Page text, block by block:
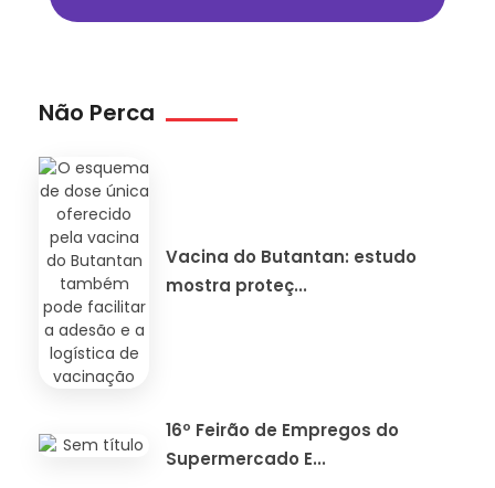
Não Perca
Vacina do Butantan: estudo
mostra proteç...
16º Feirão de Empregos do
Supermercado E...